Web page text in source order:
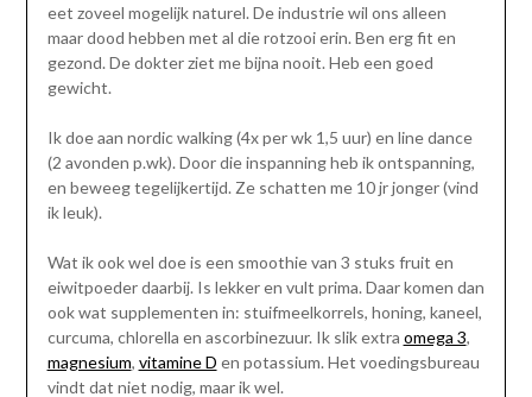
eet zoveel mogelijk naturel. De industrie wil ons alleen
maar dood hebben met al die rotzooi erin. Ben erg fit en
gezond. De dokter ziet me bijna nooit. Heb een goed
gewicht.
Ik doe aan nordic walking (4x per wk 1,5 uur) en line dance
(2 avonden p.wk). Door die inspanning heb ik ontspanning,
en beweeg tegelijkertijd. Ze schatten me 10 jr jonger (vind
ik leuk).
Wat ik ook wel doe is een smoothie van 3 stuks fruit en
eiwitpoeder daarbij. Is lekker en vult prima. Daar komen dan
ook wat supplementen in: stuifmeelkorrels, honing, kaneel,
curcuma, chlorella en ascorbinezuur. Ik slik extra omega 3,
magnesium, vitamine D en potassium. Het voedingsbureau
vindt dat niet nodig, maar ik wel.